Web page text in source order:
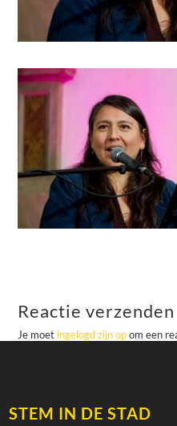
Reactie verzenden
Je moet ingelogd zijn opom een
STEM IN DE STAD